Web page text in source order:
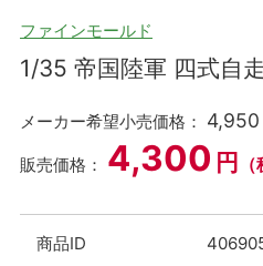
ファインモールド
1/35 帝国陸軍 四式自
メーカー希望小売価格： 4,950
販売価格： 4,300 円
商品ID